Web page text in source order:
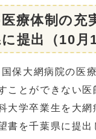
療体制の充
提出（10月
保大網病院の医
ことができない医
大学卒業生を大網
書を千葉県に提